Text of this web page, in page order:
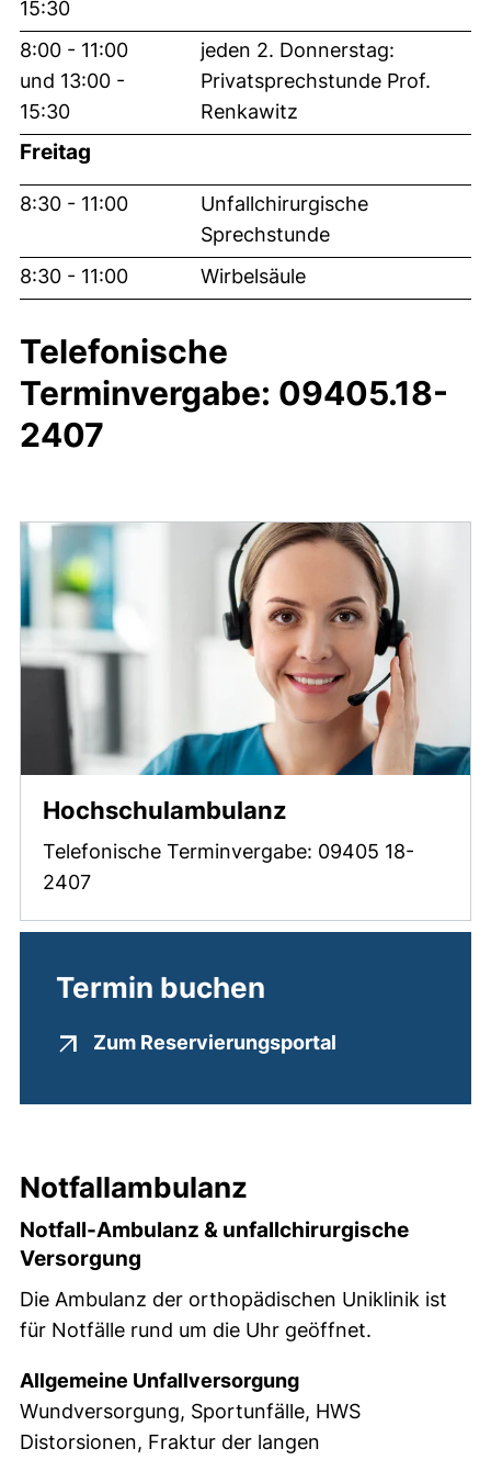
15:30
8:00 - 11:00
und 13:00 -
15:30
jeden 2. Donnerstag:
Privatsprechstunde Prof.
Renkawitz
Freitag
8:30 - 11:00
Unfallchirurgische
Sprechstunde
8:30 - 11:00
Wirbelsäule
Telefonische
Terminvergabe: 09405.18-
2407
Hochschulambulanz
Telefonische Terminvergabe: 09405 18-
2407
Termin buchen
Zum Reservierungsportal
Notfallambulanz
Notfall-Ambulanz & unfallchirurgische
Versorgung
Die Ambulanz der orthopädischen Uniklinik ist
für Notfälle rund um die Uhr geöffnet.
Allgemeine Unfallversorgung
Wundversorgung, Sportunfälle, HWS
Distorsionen, Fraktur der langen